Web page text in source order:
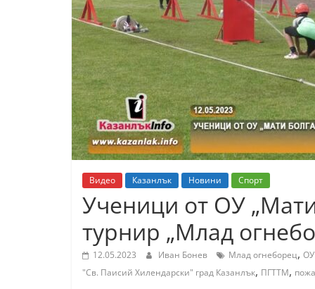
а
з
а
н
л
ъ
к
и
Видео Казанлък Новини Спорт
Ученици от ОУ
турнир „Млад
12.05.2023 Иван Бонев Млад огнеборец, ОУ
"Св. Паисий Хилендарски" град Казанлък, ПГТТМ,